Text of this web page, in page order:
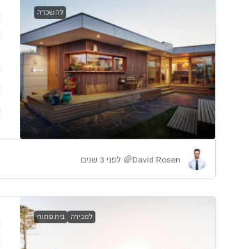
להשכרה
David Rosen לפני 3 שנים
למכירה בית פתוח